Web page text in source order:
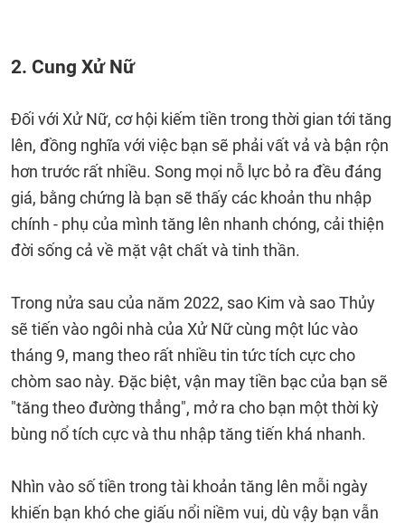
2. Cung Xử Nữ
Đối với Xử Nữ, cơ hội kiếm tiền trong thời gian tới tăng
lên, đồng nghĩa với việc bạn sẽ phải vất vả và bận rộn
hơn trước rất nhiều. Song mọi nỗ lực bỏ ra đều đáng
giá, bằng chứng là bạn sẽ thấy các khoản thu nhập
chính - phụ của mình tăng lên nhanh chóng, cải thiện
đời sống cả về mặt vật chất và tinh thần.
Trong nửa sau của năm 2022, sao Kim và sao Thủy
sẽ tiến vào ngôi nhà của Xử Nữ cùng một lúc vào
tháng 9, mang theo rất nhiều tin tức tích cực cho
chòm sao này. Đặc biệt, vận may tiền bạc của bạn sẽ
"tăng theo đường thẳng", mở ra cho bạn một thời kỳ
bùng nổ tích cực và thu nhập tăng tiến khá nhanh.
Nhìn vào số tiền trong tài khoản tăng lên mỗi ngày
khiến bạn khó che giấu nổi niềm vui, dù vậy bạn vẫn